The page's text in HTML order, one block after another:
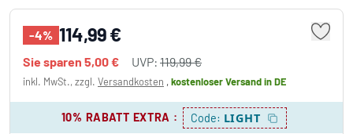
-4% 114,99 €
Sie sparen 5,00 € UVP: 119,99 €
inkl. MwSt., zzgl. Versandkosten ,kostenloser Versandin DE
10% RABATT EXTRA : Code: LIGHT